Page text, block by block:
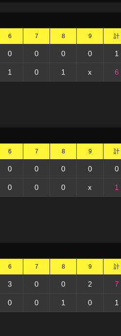
6 7 8 9 計
0 0 0 0 1
1 0 1 x 6
6 7 8 9 計
0 0 0 0 0
0 0 0 x 1
6 7 8 9 計
3 0 0 2 7
0 0 1 0 1